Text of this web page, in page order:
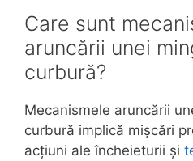
Care sunt
aruncării unei
curbură?
Mecanismele aruncării
curbură implică mișcări
acțiuni ale încheieturii și